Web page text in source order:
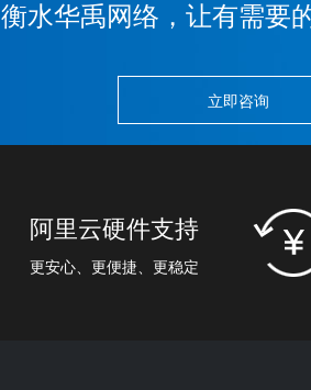
衡水华禹网络，让有需要
立即咨询
阿里云硬件支持
更安心、更便捷、更稳定